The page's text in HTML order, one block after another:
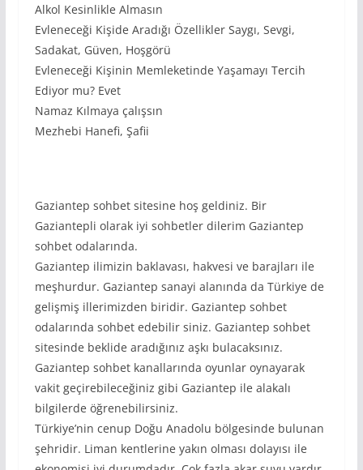
Alkol Kesinlikle Almasın
Evleneceği Kişide Aradığı Özellikler Saygı, Sevgi,
Sadakat, Güven, Hoşgörü
Evleneceği Kişinin Memleketinde Yaşamayı Tercih
Ediyor mu? Evet
Namaz Kılmaya çalışsın
Mezhebi Hanefi, Şafii
Gaziantep sohbet sitesine hoş geldiniz. Bir
Gaziantepli olarak iyi sohbetler dilerim Gaziantep
sohbet odalarında.
Gaziantep ilimizin baklavası, hakvesi ve barajları ile
meşhurdur. Gaziantep sanayi alanında da Türkiye de
gelişmiş illerimizden biridir. Gaziantep sohbet
odalarında sohbet edebilir siniz. Gaziantep sohbet
sitesinde beklide aradığınız aşkı bulacaksınız.
Gaziantep sohbet kanallarında oyunlar oynayarak
vakit geçirebileceğiniz gibi Gaziantep ile alakalı
bilgilerde öğrenebilirsiniz.
Türkiye’nin cenup Doğu Anadolu bölgesinde bulunan
şehridir. Liman kentlerine yakın olması dolayısı ile